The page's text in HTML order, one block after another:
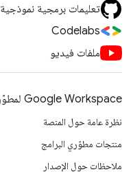
تعليمات برمجية نموذجية
Codelabs
ملفات فيديو
Google Workspace لمطوّري البرامج
نظرة عامة حول المنصة
منتجات مطوّري البرامج
ملاحظات حول الإصدار